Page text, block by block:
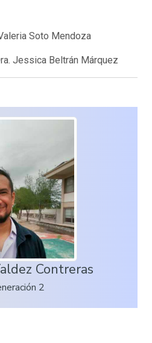
Soto Mendoza
Jessica Beltrán Márquez
Contreras
2